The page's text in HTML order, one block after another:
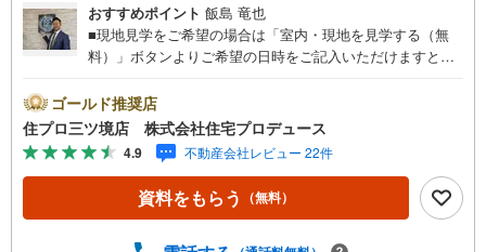
おすすめポイント 飯島 竜也
■現地見学をご希望の場合は「室内・現地を見学する（無
料）」ボタンよりご希望の日時をご記入いただけますとス
プロは藤沢市の不動産売買専門会社です！最新物件情報や
当社限定で販売する物件情報も多数ございますので、お気
軽にお問合せ下さい！ -------------- 弊社独自の住宅ローン提
案システム 弊社ではファイナンシャル専門スタッフによる
【丁寧な資金アドバイス】【ファイナンシャルプラン提案
書の作成】を随時行っております。意外に知らないお客様
ゴールド推奨店
住プロ三ツ境店 株式会社住宅プロデュース
4.9 不動産会社レビュー 22件
資料をもらう （無料）